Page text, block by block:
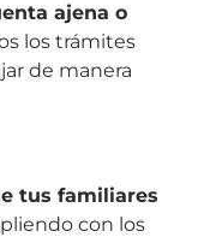
ajena o
los trámites
de manera
tus familiares
con los